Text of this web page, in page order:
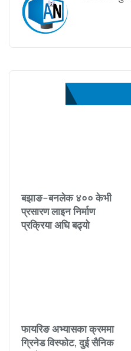
बझाङ–बनलेक ४०० केभी
प्रसारण लाइन निर्माण
प्रक्रिया अघि बढ्यो
फायरिङ अभ्यासका क्रममा
ग्रिनेड विस्फोट, दुई सैनिक